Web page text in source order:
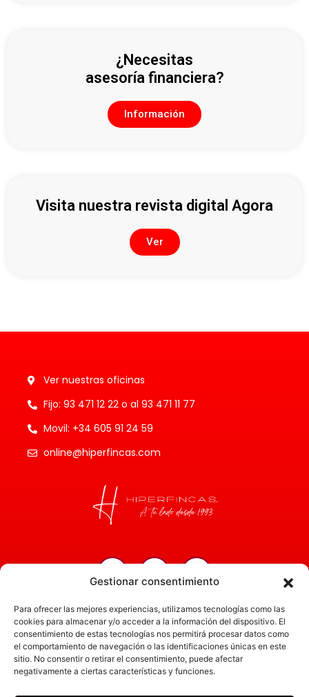
Gestionar consentimiento
Para ofrecer las mejores experiencias, utilizamos tecnologías como las
cookies para almacenar y/o acceder a la información del dispositivo. El
consentimiento de estas tecnologías nos permitirá procesar datos como
el comportamiento de navegación o las identificaciones únicas en este
sitio. No consentir o retirar el consentimiento, puede afectar
negativamente a ciertas características y funciones.
¿Necesitas
asesoría financiera?
Información
Visita nuestra revista digital Agora
Ver
Ver nuestras oficinas
Fijo: 93 471 12 22 o al 93 471 11 77
Movil: +34 605 91 24 59
online@hiperfincas.com
Servicios
Administración
Actualidad